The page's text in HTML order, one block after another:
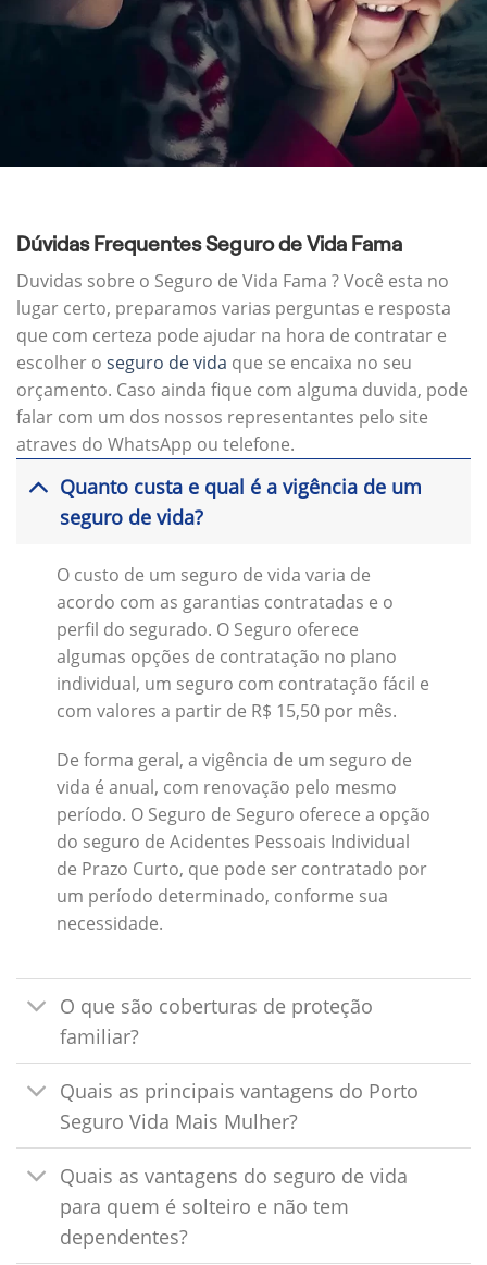
Dúvidas Frequentes Seguro de Vida Fama
Duvidas sobre o Seguro de Vida Fama ? Você esta no
lugar certo, preparamos varias perguntas e resposta
que com certeza pode ajudar na hora de contratar e
escolher o seguro de vida que se encaixa no seu
orçamento. Caso ainda fique com alguma duvida, pode
falar com um dos nossos representantes pelo site
atraves do WhatsApp ou telefone.
Quanto custa e qual é a vigência de um
seguro de vida?
O custo de um seguro de vida varia de
acordo com as garantias contratadas e o
perfil do segurado. O Seguro oferece
algumas opções de contratação no plano
individual, um seguro com contratação fácil e
com valores a partir de R$ 15,50 por mês.
De forma geral, a vigência de um seguro de
vida é anual, com renovação pelo mesmo
período. O Seguro de Seguro oferece a opção
do seguro de Acidentes Pessoais Individual
de Prazo Curto, que pode ser contratado por
um período determinado, conforme sua
necessidade.
O que são coberturas de proteção
familiar?
Quais as principais vantagens do Porto
Seguro Vida Mais Mulher?
Quais as vantagens do seguro de vida
para quem é solteiro e não tem
dependentes?